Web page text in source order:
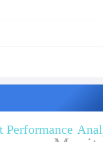
Performance